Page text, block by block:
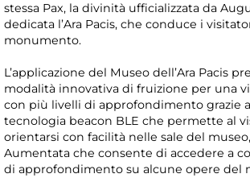
stessa Pax, la divinità ufficializzata da
dedicata l’Ara Pacis, che conduce i
monumento.
L’applicazione del Museo dell’Ara Pacis
modalità innovativa di fruizione per una
con più livelli di approfondimento grazie
tecnologia beacon BLE che permette al
orientarsi con facilità nelle sale del
Aumentata che consente di accedere a
di approfondimento su alcune opere del